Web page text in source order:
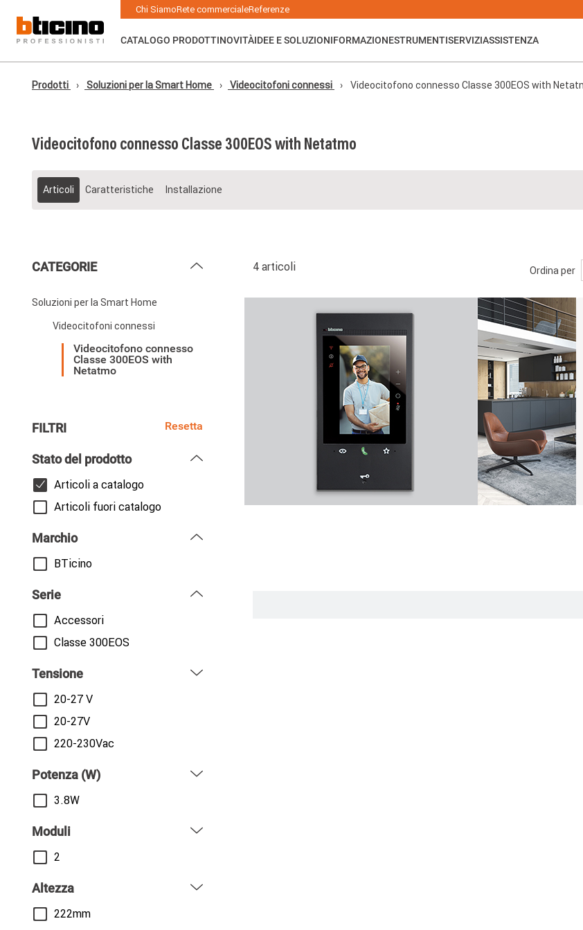
Chi SiamoRete commercialeReferenze
CATALOGO PRODOTTINOVITÀIDEE E SOLUZIONIFORMAZIONESTRUMENTISERVIZIASSISTENZA
Prodotti Soluzioni per la Smart Home Videocitofoni connessi Videocitofono connesso Classe 300EOS with
Videocitofono connesso Classe 300EOS with Netatmo
Articoli Caratteristiche Installazione
CATEGORIE
Soluzioni per la Smart Home
Videocitofoni connessi
Videocitofono connesso
Classe 300EOS with
Netatmo
FILTRI Resetta
Stato del prodotto
Articoli a catalogo
Articoli fuori catalogo
Marchio
BTicino
Serie
Accessori
Classe 300EOS
Tensione
20-27 V
20-27V
220-230Vac
Potenza (W)
3.8W
Moduli
2
Altezza
222mm
4 articoli Ordina per